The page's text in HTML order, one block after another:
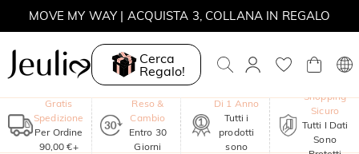
MOVE MY WAY | ACQUISTA 3, COLLANA IN REGALO
Cerca
Regalo!
Gratis
Spedizione
Per Ordine
90,00 €+
Reso &
Cambio
Entro 30
Giorni
Di 1 Anno
Tutti i
prodotti
sono
Shopping
Sicuro
Tutti I Dati
Sono